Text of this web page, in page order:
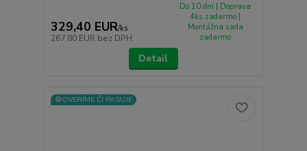
329,40 EUR/ks
267,80 EUR bez DPH
Do 10 dní | Doprava
4ks zadarmo |
Montážna sada
zadarmo
Detail
⚙️OVERÍME ČI PASUJE